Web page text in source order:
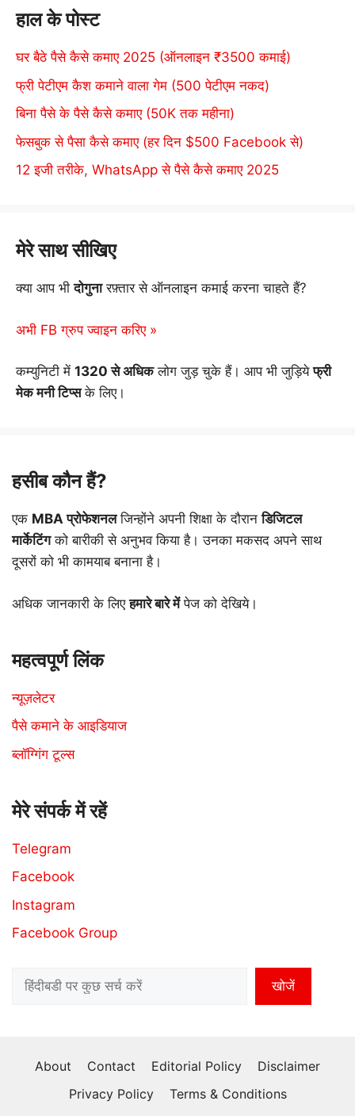
हाल के पोस्ट
घर बैठे पैसे कैसे कमाए 2025 (ऑनलाइन ₹3500 कमाई)
फ्री पेटीएम कैश कमाने वाला गेम (500 पेटीएम नकद)
बिना पैसे के पैसे कैसे कमाए (50K तक महीना)
फेसबुक से पैसा कैसे कमाए (हर दिन $500 Facebook से)
12 इजी तरीके, WhatsApp से पैसे कैसे कमाए 2025
मेरे साथ सीखिए
क्या आप भीदोगुनारफ़्तार से ऑनलाइन कमाई करना चाहते हैं?
अभी FB ग्रुप ज्वाइन करिए »
कम्युनिटी में 1320 से अधिकलोग जुड़ चुके हैं। आप भी जुड़ियेफ्री
मेक मनी टिप्सके लिए।
हसीब कौन हैं?
एक MBA प्रोफेशनलजिन्होंने अपनी शिक्षा के दौरानडिजिटल
मार्केटिंगको बारीकी से अनुभव किया है। उनका मकसद अपने साथ
दूसरों को भी कामयाब बनाना है।
अधिक जानकारी के लिएहमारे बारे मेंपेज को देखिये।
महत्वपूर्ण लिंक
न्यूज़लेटर
पैसे कमाने के आइडियाज
ब्लॉग्गिंग टूल्स
मेरे संपर्क में रहें
Telegram
Facebook
Instagram
Facebook Group
Search
खोजें
About Contact Editorial Policy
Disclaimer
Privacy Policy
Terms & Conditions